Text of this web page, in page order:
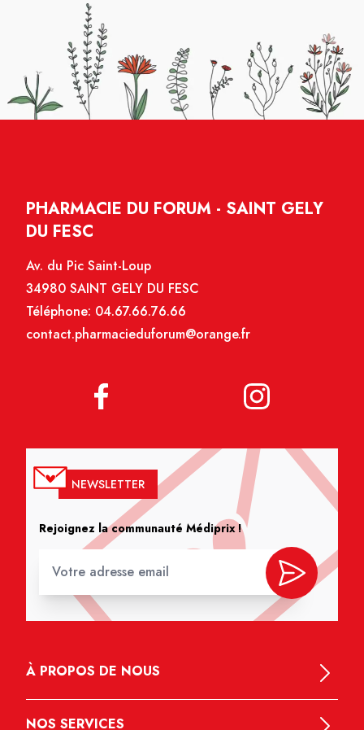
PHARMACIE DU FORUM - SAINT GELY
DU FESC
Av. du Pic Saint-Loup
34980 SAINT GELY DU FESC
Téléphone: 04.67.66.76.66
contact.pharmacieduforum@orange.fr
NEWSLETTER
Rejoignez la communauté Médiprix !
À PROPOS DE NOUS
NOS SERVICES